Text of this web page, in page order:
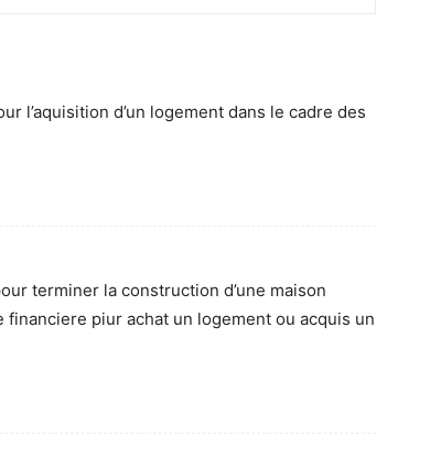
l’aquisition d’un logement dans le cadre des
terminer la construction d’une maison
financiere piur achat un logement ou acquis un